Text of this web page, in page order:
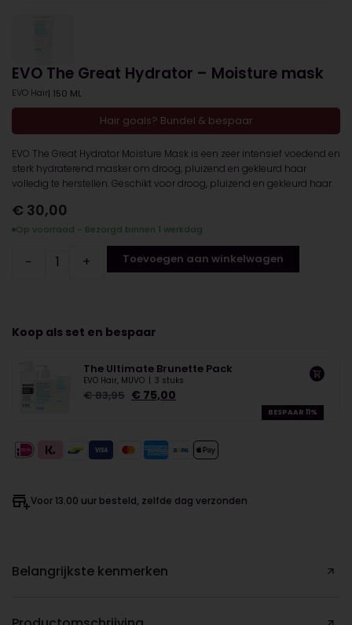
EVO The Great Hydrator – Moisture mask
EVO Hair| 150 ML
Hair goals? Bundel & bespaar
EVO The Great Hydrator Moisture Mask is een zeer intensief voedend en
sterk hydraterend masker om droog, pluizend en gekleurd haar
volledig te herstellen. Geschikt voor droog, pluizend en gekleurd haar.
€ 30,00
Op voorraad - Bezorgd binnen 1 werkdag
− + Toevoegen aan winkelwagen
Koop als set en bespaar
The Ultimate Brunette Pack
EVO Hair, MUVO | 3 stuks
€83,95 € 75,00
BESPAAR 11%
Voor 13.00 uur besteld, zelfde dag verzonden
Belangrijkste kenmerken